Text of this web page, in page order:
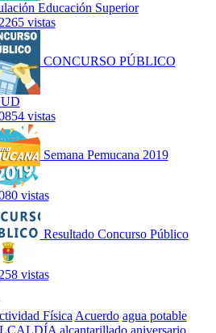
Educación Superior
vistas
CONCURSO PÚBLICO
vistas
Semana Pemucana 2019
vistas
Resultado Concurso Público
vistas
Física Acuerdo agua potable
alcantarillado aniversario